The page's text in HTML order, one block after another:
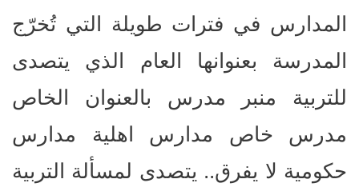
المدارس في فترات طويلة التي تُخرّج
المدرسة بعنوانها العام الذي يتصدى
للتربية منبر مدرس بالعنوان الخاص
مدرس خاص مدارس اهلية مدارس
حكومية لا يفرق.. يتصدى لمسألة التربية